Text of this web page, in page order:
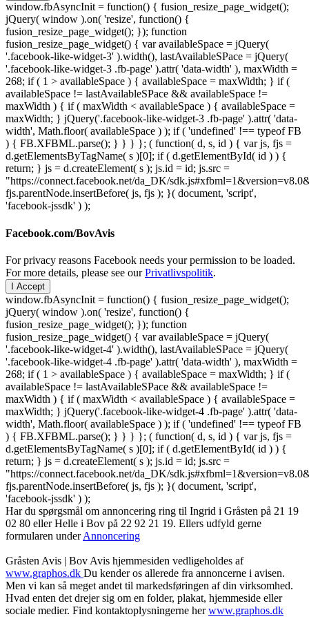
window.fbAsyncInit = function() { fusion_resize_page_widget();
jQuery( window ).on( 'resize', function() {
fusion_resize_page_widget(); }); function
fusion_resize_page_widget() { var availableSpace = jQuery(
'.facebook-like-widget-3' ).width(), lastAvailableSPace = jQuery(
'.facebook-like-widget-3 .fb-page' ).attr( 'data-width' ), maxWidth =
268; if ( 1 > availableSpace ) { availableSpace = maxWidth; } if (
availableSpace != lastAvailableSPace && availableSpace !=
maxWidth ) { if ( maxWidth < availableSpace ) { availableSpace =
maxWidth; } jQuery('.facebook-like-widget-3 .fb-page' ).attr( 'data-
width', Math.floor( availableSpace ) ); if ( 'undefined' !== typeof FB
) { FB.XFBML.parse(); } } } }; ( function( d, s, id ) { var js, fjs =
d.getElementsByTagName( s )[0]; if ( d.getElementById( id ) ) {
return; } js = d.createElement( s ); js.id = id; js.src =
"https://connect.facebook.net/da_DK/
fjs.parentNode.insertBefore( js, fjs ); }( document, 'script',
'facebook-jssdk' ) );
Facebook.com/BovAvis
For privacy reasons Facebook needs your permission to be loaded.
For more details, please see ourPrivatlivspolitik.
I Accept
window.fbAsyncInit = function() { fusion_resize_page_widget();
jQuery( window ).on( 'resize', function() {
fusion_resize_page_widget(); }); function
fusion_resize_page_widget() { var availableSpace = jQuery(
'.facebook-like-widget-4' ).width(), lastAvailableSPace = jQuery(
'.facebook-like-widget-4 .fb-page' ).attr( 'data-width' ), maxWidth =
268; if ( 1 > availableSpace ) { availableSpace = maxWidth; } if (
availableSpace != lastAvailableSPace && availableSpace !=
maxWidth ) { if ( maxWidth < availableSpace ) { availableSpace =
maxWidth; } jQuery('.facebook-like-widget-4 .fb-page' ).attr( 'data-
width', Math.floor( availableSpace ) ); if ( 'undefined' !== typeof FB
) { FB.XFBML.parse(); } } } }; ( function( d, s, id ) { var js, fjs =
d.getElementsByTagName( s )[0]; if ( d.getElementById( id ) ) {
return; } js = d.createElement( s ); js.id = id; js.src =
"https://connect.facebook.net/da_DK/
fjs.parentNode.insertBefore( js, fjs ); }( document, 'script',
'facebook-jssdk' ) );
Har du spørgsmål om annoncering ring til Ingrid i Gråsten på 21 19
02 80 ‬eller Helle i Bov på 22 92 21 19‬. Ellers udfyld gerne
formularen underAnnoncering
Gråsten Avis | Bov Avis hjemmesiden vedligeholdes af
www.graphos.dk Du kender os allerede fra annoncerne i avisen.
Men vi kan så meget andet til markedsføringen af din virksomhed.
Hvad enten det drejer sig om en folder, plakat, hjemmeside eller
sociale medier. Find kontaktoplysningerne herwww.graphos.dk